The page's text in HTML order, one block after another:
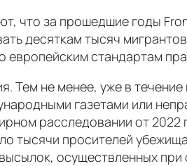
что за прошедшие годы
десяткам тысяч
стандартам
Тем не менее, уже в
газетами или
расследовании от 2022
тысячи просителей
осуществленных